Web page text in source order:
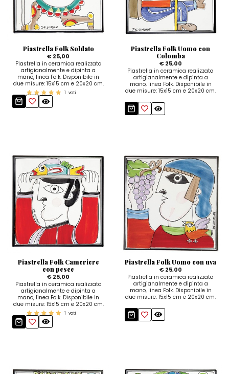
Piastrella Folk Soldato
€ 25,00
Piastrella in ceramica realizzata
artigianalmente e dipinta a
mano, linea Folk. Disponibile in
due misure: 15x15 cm e 20x20 cm.
1 voti
Piastrella Folk Uomo con
Colomba
€ 25,00
Piastrella in ceramica realizzata
artigianalmente e dipinta a
mano, linea Folk. Disponibile in
due misure: 15x15 cm e 20x20 cm.
Piastrella Folk Cameriere
con pesce
€ 25,00
Piastrella in ceramica realizzata
artigianalmente e dipinta a
mano, linea Folk. Disponibile in
due misure: 15x15 cm e 20x20 cm.
1 voti
Piastrella Folk Uomo con uva
€ 25,00
Piastrella in ceramica realizzata
artigianalmente e dipinta a
mano, linea Folk. Disponibile in
due misure: 15x15 cm e 20x20 cm.